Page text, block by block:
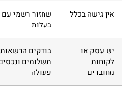
אין גישה בכלל
שחזור רשמי עם
בעלות
יש עסק או
לקוחות
מחוברים
בודקים
תשלומים
פעולה